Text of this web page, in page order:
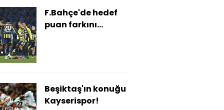
F.Bahçe'de hedef
puan farkını
Beşiktaş'ın konuğu
Kayserispor!